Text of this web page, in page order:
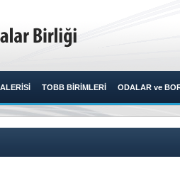
TOBB BİRİMLERİ ODALAR ve